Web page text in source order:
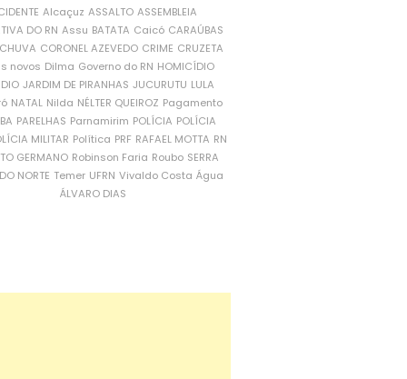
Alcaçuz ASSALTO ASSEMBLEIA
DO RN Assu BATATA Caicó CARAÚBAS
CORONEL AZEVEDO CRIME CRUZETA
novos Dilma Governo do RN HOMICÍDIO
JARDIM DE PIRANHAS JUCURUTU LULA
NATAL Nilda NÉLTER QUEIROZ Pagamento
PARELHAS Parnamirim POLÍCIA POLÍCIA
MILITAR Política PRF RAFAEL MOTTA RN
GERMANO Robinson Faria Roubo SERRA
NORTE Temer UFRN Vivaldo Costa Água
ÁLVARO DIAS